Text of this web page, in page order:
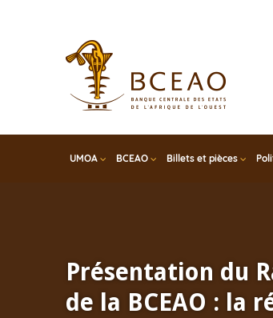
UMOA BCEAO Billets et pièces
Présentation du
de la BCEAO : la